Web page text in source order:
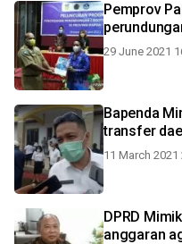
Pemprov
29 June 2021
Bapenda
transfer
11 March 2021
DPRD
anggaran